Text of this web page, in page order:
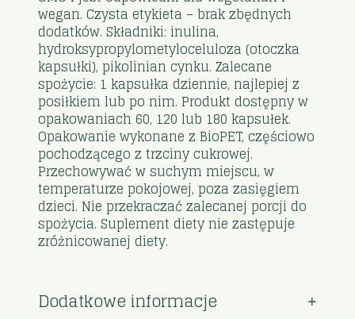
wegan. Czysta etykieta – brak zbędnych
dodatków. Składniki: inulina,
hydroksypropylometyloceluloza (otoczka
kapsułki), pikolinian cynku. Zalecane
spożycie: 1 kapsułka dziennie, najlepiej z
posiłkiem lub po nim. Produkt dostępny w
opakowaniach 60, 120 lub 180 kapsułek.
Opakowanie wykonane z BioPET, częściowo
pochodzącego z trzciny cukrowej.
Przechowywać w suchym miejscu, w
temperaturze pokojowej, poza zasięgiem
dzieci. Nie przekraczać zalecanej porcji do
spożycia. Suplement diety nie zastępuje
zróżnicowanej diety.
Dodatkowe informacje